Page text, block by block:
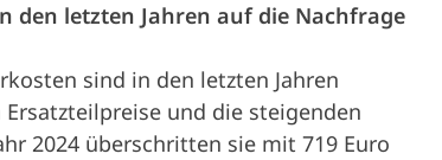
den letzten Jahren auf die Nachfrage
sind in den letzten Jahren
und die steigenden
2024 überschritten sie mit 719 Euro